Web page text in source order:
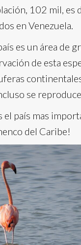
102 mil, es
en Venezuela.
es un área de
de esta
se
el país mas
del Caribe!